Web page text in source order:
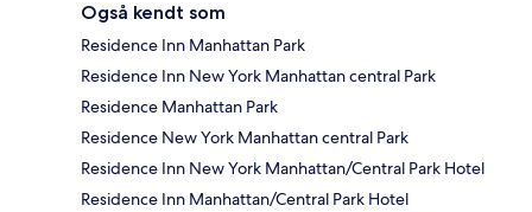
Også kendt som
Residence Inn Manhattan Park
Residence Inn New York Manhattan central Park
Residence Manhattan Park
Residence New York Manhattan central Park
Residence Inn New York Manhattan/Central Park Hotel
Residence Inn Manhattan/Central Park Hotel